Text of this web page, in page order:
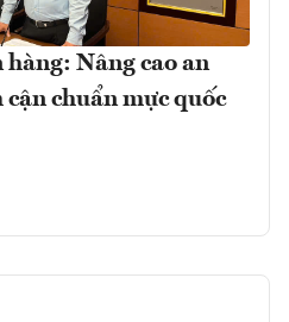
Nâng cao an
chuẩn mực quốc